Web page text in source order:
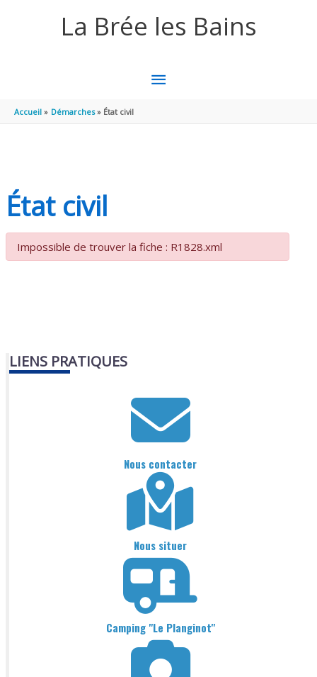
La Brée les Bains
MENU
Accueil Démarches État civil
État civil
Impossible de trouver la fiche : R1828.xml
LIENS PRATIQUES
Nous contacter
Nous situer
Camping "Le Planginot"